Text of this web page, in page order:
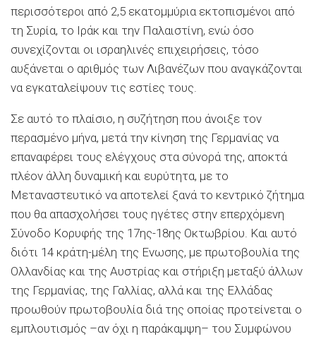
περισσότεροι από 2,5 εκατομμύρια εκτοπισμένοι από
τη Συρία, το Ιράκ και την Παλαιστίνη, ενώ όσο
συνεχίζονται οι ισραηλινές επιχειρήσεις, τόσο
αυξάνεται ο αριθμός των Λιβανέζων που αναγκάζονται
να εγκαταλείψουν τις εστίες τους.
Σε αυτό το πλαίσιο, η συζήτηση που άνοιξε τον
περασμένο μήνα, μετά την κίνηση της Γερμανίας να
επαναφέρει τους ελέγχους στα σύνορά της, αποκτά
πλέον άλλη δυναμική και ευρύτητα, με το
Μεταναστευτικό να αποτελεί ξανά το κεντρικό ζήτημα
που θα απασχολήσει τους ηγέτες στην επερχόμενη
Σύνοδο Κορυφής της 17ης-18ης Οκτωβρίου. Και αυτό
διότι 14 κράτη-μέλη της Ενωσης, με πρωτοβουλία της
Ολλανδίας και της Αυστρίας και στήριξη μεταξύ άλλων
της Γερμανίας, της Γαλλίας, αλλά και της Ελλάδας
προωθούν πρωτοβουλία διά της οποίας προτείνεται ο
εμπλουτισμός –αν όχι η παράκαμψη– του Συμφώνου